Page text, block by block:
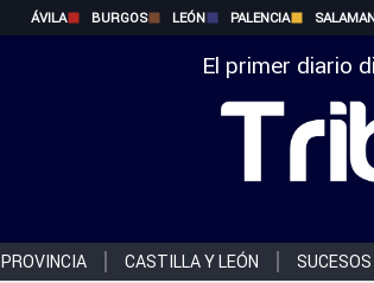
ÁVILA BURGOS LEÓN PALENCIA
El primer diario
PROVINCIA CASTILLA Y LEÓN